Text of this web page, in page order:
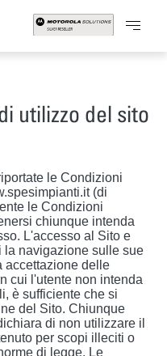
utilizzo del sito
le Condizioni
(di
le Condizioni
chiunque intenda
L'accesso al Sito e
la navigazione sulle sue
accettazione delle
cui l'utente non intenda
è sufficiente che si
del Sito. Chiunque
di non utilizzare il
per scopi illeciti o
di legge. Le